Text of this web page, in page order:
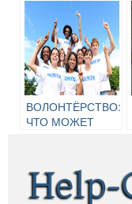
ВОЛОНТЁРСТВО:
ЧТО МОЖЕТ